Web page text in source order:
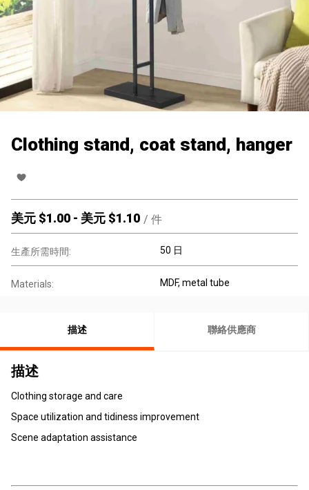
Clothing stand, coat stand, hanger
美元 $1.00 - 美元 $1.10 / 件
生產所需時間: 50 日
Materials: MDF, metal tube
描述 聯絡供應商
描述
Clothing storage and care
Space utilization and tidiness improvement
Scene adaptation assistance